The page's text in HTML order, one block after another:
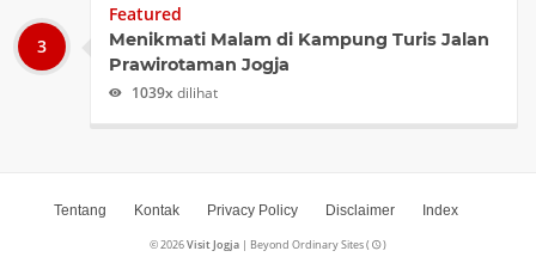
Featured
Menikmati Malam di Kampung Turis Jalan
Prawirotaman Jogja
1039x dilihat
Tentang Kontak Privacy Policy Disclaimer Index
©2026Visit Jogja | Beyond Ordinary Sites ( )